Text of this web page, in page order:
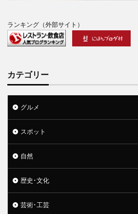
ランキング（外部サイト）
カテゴリー
グルメ
スポット
自然
歴史･文化
芸術･工芸